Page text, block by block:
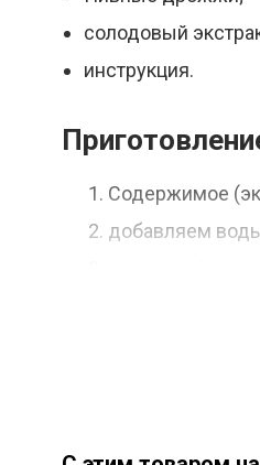
солодовый
инструкция.
Содержимое
добавляем
разлить пиво